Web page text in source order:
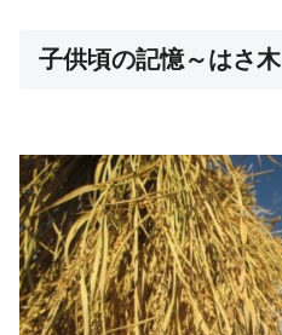
子供頃の記憶～はさ木